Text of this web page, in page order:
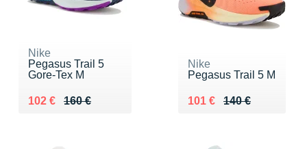
Nike
Pegasus Trail 5
Gore-Tex M
160 €
Au lieu de 160 €
102 €
Vendu 102 €
Nike
Pegasus Trail 5 M
140 €
Au lieu de 140 €
101 €
Vendu 101 €